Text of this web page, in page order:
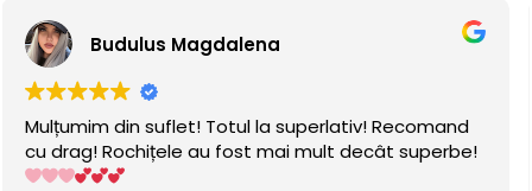
Magdalena
suflet! Totul la superlativ! Recomand
au fost mai mult decât superbe!
Vă
Rochițele